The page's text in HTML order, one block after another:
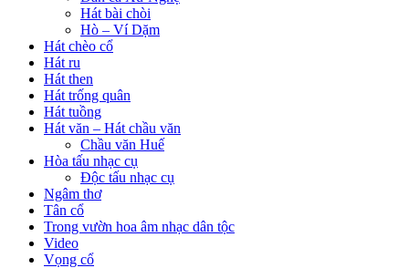
Hát bài chòi
Hò – Ví Dặm
Hát chèo cổ
Hát ru
Hát then
Hát trống quân
Hát tuồng
Hát văn – Hát chầu văn
Chầu văn Huế
Hòa tấu nhạc cụ
Độc tấu nhạc cụ
Ngâm thơ
Tân cổ
Trong vườn hoa âm nhạc dân tộc
Video
Vọng cổ